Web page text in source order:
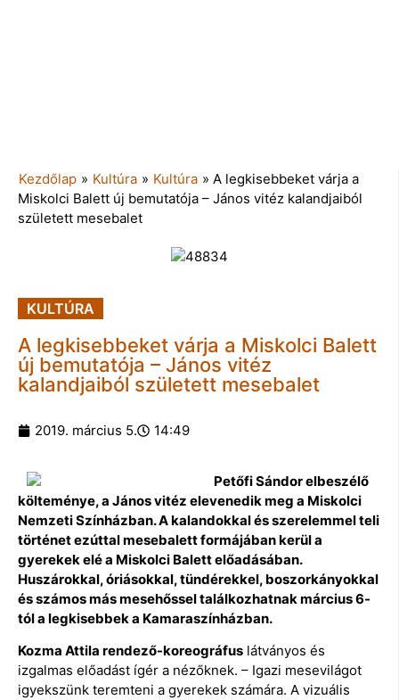
Kezdőlap » Kultúra » Kultúra » A legkisebbeket várja a
Miskolci Balett új bemutatója – János vitéz kalandjaiból
született mesebalet
KULTÚRA
A legkisebbeket várja a Miskolci Balett
új bemutatója – János vitéz
kalandjaiból született mesebalet
2019. március 5. 14:49
Petőfi Sándor elbeszélő
költeménye, a János vitéz elevenedik meg a Miskolci
Nemzeti Színházban. A kalandokkal és szerelemmel teli
történet ezúttal mesebalett formájában kerül a
gyerekek elé a Miskolci Balett előadásában.
Huszárokkal, óriásokkal, tündérekkel, boszorkányokkal
és számos más mesehőssel találkozhatnak március 6-
tól a legkisebbek a Kamaraszínházban.
Kozma Attila rendező-koreográfus látványos és
izgalmas előadást ígér a nézőknek. – Igazi mesevilágot
igyekszünk teremteni a gyerekek számára. A vizuális